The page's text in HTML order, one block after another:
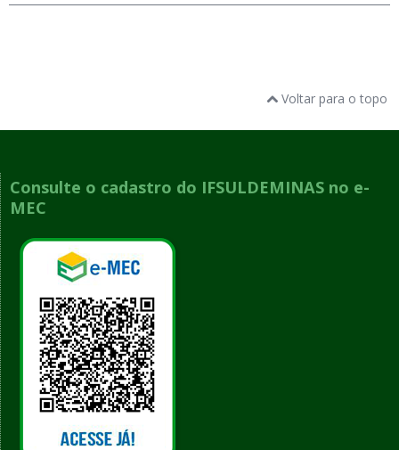
Voltar para o topo
Consulte o cadastro do IFSULDEMINAS no e-
MEC